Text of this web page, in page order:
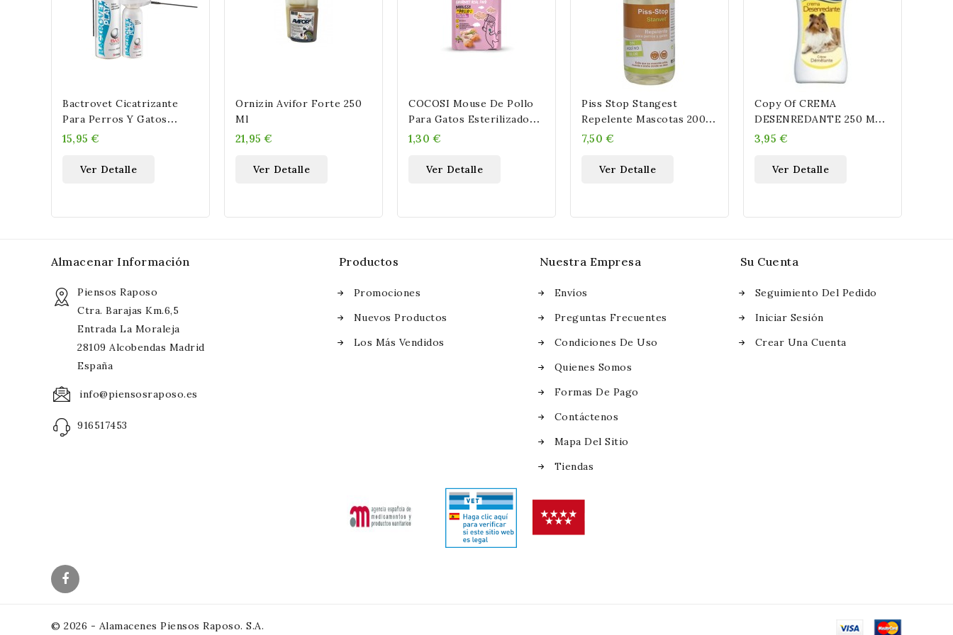
Bactrovet Cicatrizante
Para Perros Y Gatos
15,95 €
Ver Detalle
Ornizin Avifor Forte 250
Ml
21,95 €
Ver Detalle
COCOSI Mouse De Pollo
Para Gatos Esterilizados
85GR
1,30 €
Ver Detalle
Piss Stop Stangest
Repelente Mascotas 200
M L
7,50 €
Ver Detalle
Copy Of CREMA
DESENREDANTE 250 ML
BIOZOO
3,95 €
Ver Detalle
Almacenar Información
Piensos Raposo
Ctra. Barajas Km.6,5
Entrada La Moraleja
28109 Alcobendas Madrid
España
info@piensosraposo.es
916517453
Productos
Promociones
Nuevos Productos
Los Más Vendidos
Nuestra Empresa
Envíos
Preguntas Frecuentes
Condiciones De Uso
Quienes Somos
Formas De Pago
Contáctenos
Mapa Del Sitio
Tiendas
Su Cuenta
Seguimiento Del Pedido
Iniciar Sesión
Crear Una Cuenta
© 2026 - Alamacenes Piensos Raposo. S.A.